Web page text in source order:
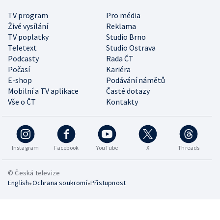
TV program
Pro média
Živé vysílání
Reklama
TV poplatky
Studio Brno
Teletext
Studio Ostrava
Podcasty
Rada ČT
Počasí
Kariéra
E-shop
Podávání námětů
Mobilní a TV aplikace
Časté dotazy
Vše o ČT
Kontakty
Instagram Facebook YouTube X Threads
© Česká televize
English•Ochrana soukromí•Přístupnost